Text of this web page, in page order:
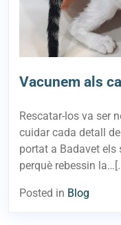
Vacunem als
Rescatar-los va ser
cuidar cada detall
portat a Badavet els
perquè rebessin
Posted in Blog